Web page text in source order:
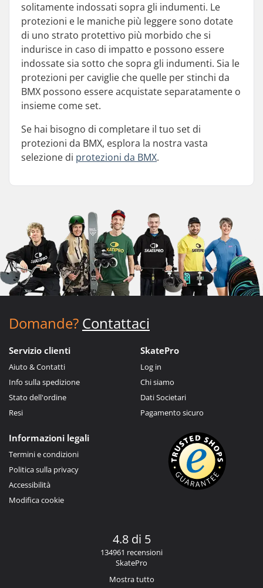
solitamente indossati sopra gli indumenti. Le
protezioni e le maniche più leggere sono dotate
di uno strato protettivo più morbido che si
indurisce in caso di impatto e possono essere
indossate sia sotto che sopra gli indumenti. Sia le
protezioni per caviglie che quelle per stinchi da
BMX possono essere acquistate separatamente o
insieme come set.
Se hai bisogno di completare il tuo set di
protezioni da BMX, esplora la nostra vasta
selezione di protezioni da BMX.
Domande? Contattaci
Servizio clienti
Aiuto & Contatti
Info sulla spedizione
Stato dell'ordine
Resi
SkatePro
Log in
Chi siamo
Dati Societari
Pagamento sicuro
Informazioni legali
Termini e condizioni
Politica sulla privacy
Accessibilità
Modifica cookie
4.8 di 5
134961 recensioni
SkatePro
Mostra tutto